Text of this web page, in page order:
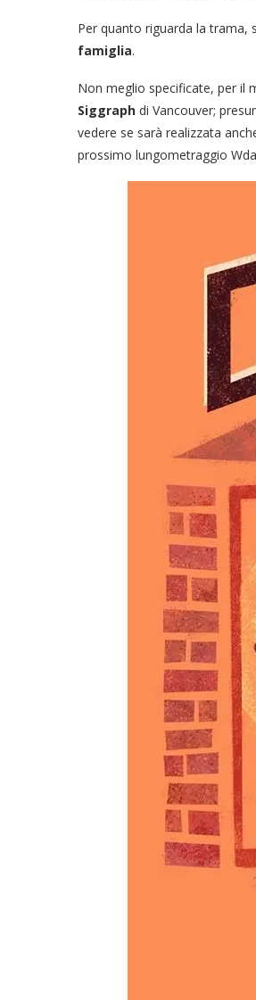
Per quanto riguarda la trama,
famiglia.
Non meglio specificate, per il
Siggraph di Vancouver;
vedere se sarà realizzata
prossimo lungometraggio